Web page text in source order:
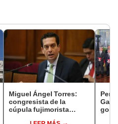
Miguel Ángel Torres:
congresista de la
cúpula fujimorista